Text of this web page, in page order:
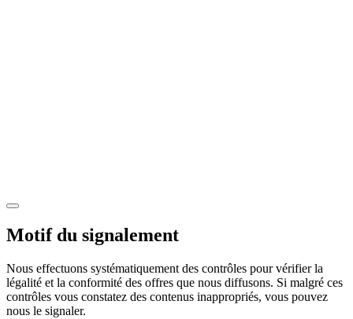
Motif du signalement
Nous effectuons systématiquement des contrôles pour vérifier la
légalité et la conformité des offres que nous diffusons. Si malgré ces
contrôles vous constatez des contenus inappropriés, vous pouvez
nous le signaler.